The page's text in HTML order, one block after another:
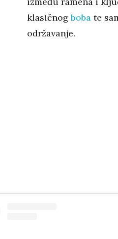
klasičnogbobate
održavanje.